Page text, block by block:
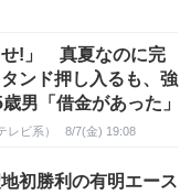
せ!」 真夏なのに完
ンド押し入るも、強
男「借金があった」
ビ系） 8/7(金) 19:08
初勝利の有明エース